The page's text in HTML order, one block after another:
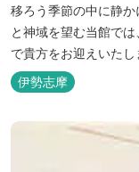
移ろう季節の中に静
と神域を望む当館で
で貴方をお迎えいた
参拝を体験できます。
伊勢志摩